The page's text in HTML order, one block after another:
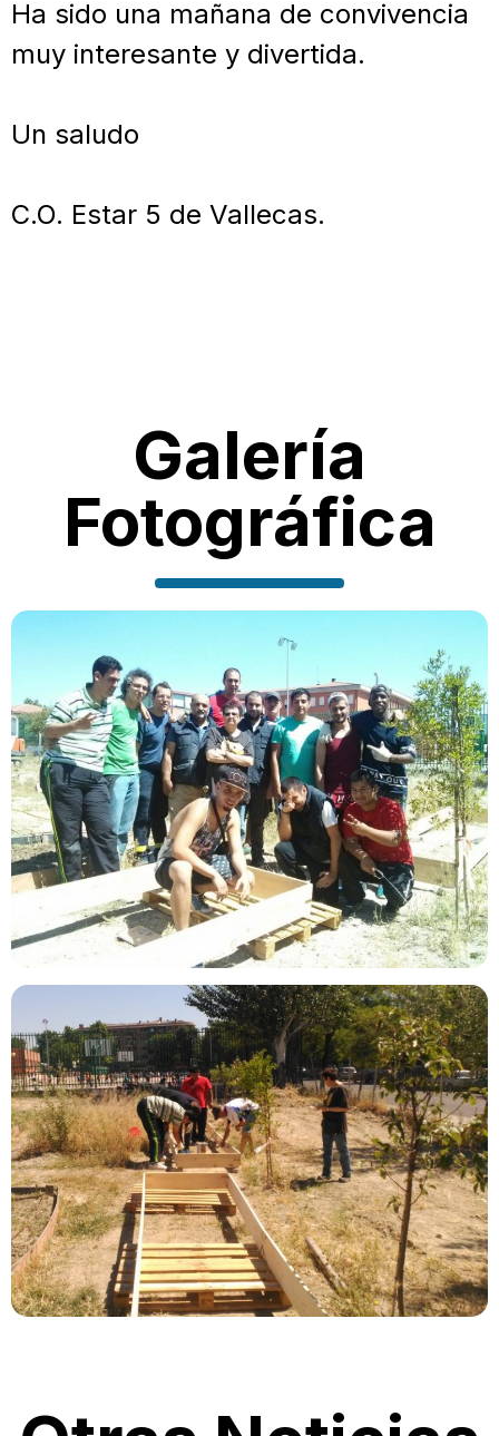
Ha sido una mañana de convivencia
muy interesante y divertida.
Un saludo
C.O. Estar 5 de Vallecas.
Galería
Fotográfica